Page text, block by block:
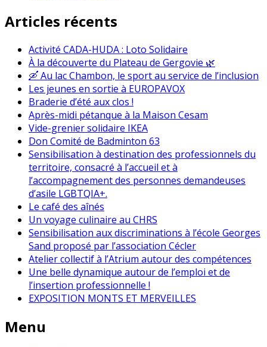
Articles récents
Activité CADA-HUDA : Loto Solidaire
À la découverte du Plateau de Gergovie 🌿
🛶 Au lac Chambon, le sport au service de l’inclusion
Les jeunes en sortie à EUROPAVOX
Braderie d’été aux clos !
Après-midi pétanque à la Maison Cesam
Vide-grenier solidaire IKEA
Don Comité de Badminton 63
Sensibilisation à destination des professionnels du
territoire, consacré à l’accueil et à
l’accompagnement des personnes demandeuses
d’asile LGBTQIA+.
Le café des aînés
Un voyage culinaire au CHRS
Sensibilisation aux discriminations à l’école Georges
Sand proposé par l’association Cécler
Atelier collectif à l’Atrium autour des compétences
Une belle dynamique autour de l’emploi et de
l’insertion professionnelle !
EXPOSITION MONTS ET MERVEILLES
Menu